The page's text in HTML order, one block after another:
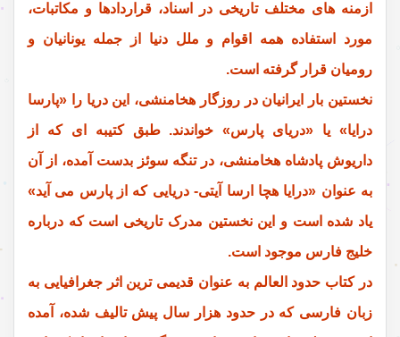
ازمنه های مختلف تاریخی در اسناد، قراردادها و مکاتبات،
مورد استفاده همه اقوام و ملل دنیا از جمله یونانیان و
رومیان قرار گرفته است.
نخستین بار ایرانیان در روزگار هخامنشی، این دریا را «پارسا
درایا» یا «دریای پارس» خواندند. طبق کتیبه ای که از
داریوش پادشاه هخامنشی، در تنگه سوئز بدست آمده، از آن
به عنوان «درایا هچا ارسا آیتی- دریایی که از پارس می آید»
یاد شده است و این نخستین مدرک تاریخی است که درباره
خلیج فارس موجود است.
در کتاب حدود العالم به عنوان قدیمی ترین اثر جغرافیایی به
زبان فارسی که در حدود هزار سال پیش تالیف شده، آمده